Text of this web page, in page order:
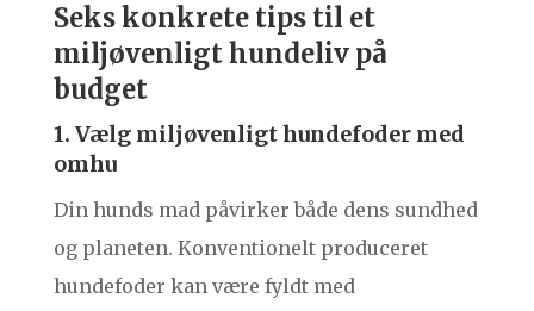
Seks konkrete tips til et
miljøvenligt hundeliv på
budget
1. Vælg miljøvenligt hundefoder med
omhu
Din hunds mad påvirker både dens sundhed
og planeten. Konventionelt produceret
hundefoder kan være fyldt med